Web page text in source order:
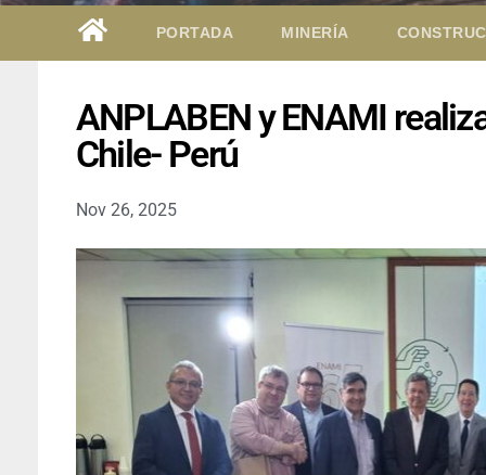
PORTADA MINERÍA
ANPLABEN y ENAMI
Chile- Perú
Nov 26, 2025